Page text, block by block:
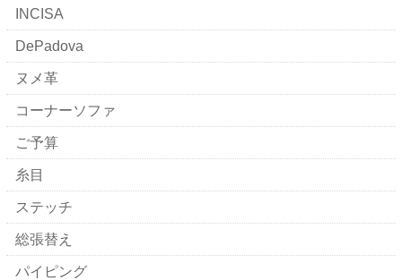
INCISA
DePadova
ヌメ革
コーナーソファ
ご予算
糸目
ステッチ
総張替え
パイピング